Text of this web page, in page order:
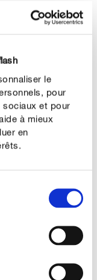
le
pour
sociaux et pour
à mieux
en
de buis et